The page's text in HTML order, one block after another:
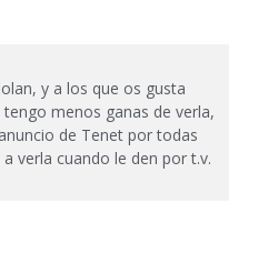
y a los que os gusta
menos ganas de verla,
de Tenet por todas
verla cuando le den por t.v.